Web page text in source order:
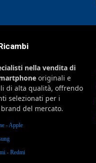
nella vendita di
originali e
di alta qualità, offrendo
selezionati per i
del mercato.
- Apple
- Redmi